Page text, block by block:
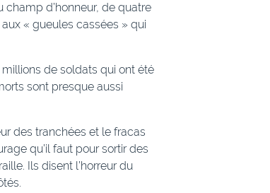
d’honneur, de quatre
« gueules cassées » qui
de soldats qui ont été
sont presque aussi
des tranchées et le fracas
qu’il faut pour sortir des
Ils disent l’horreur du